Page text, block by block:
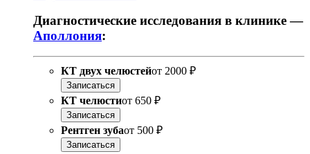
Диагностические исследования в клинике —
Аполлония:
КТ двух челюстейот 2000 ₽
Записаться
КТ челюстиот 650 ₽
Записаться
Рентген зубаот 500 ₽
Записаться